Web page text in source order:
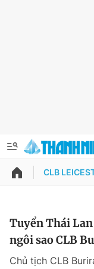
QUẢNG CÁO
Thông tin tài
Đổi mật khẩu
CLB
Tuyển Thái
ngôi sao CLB
Chủ tịch CLB